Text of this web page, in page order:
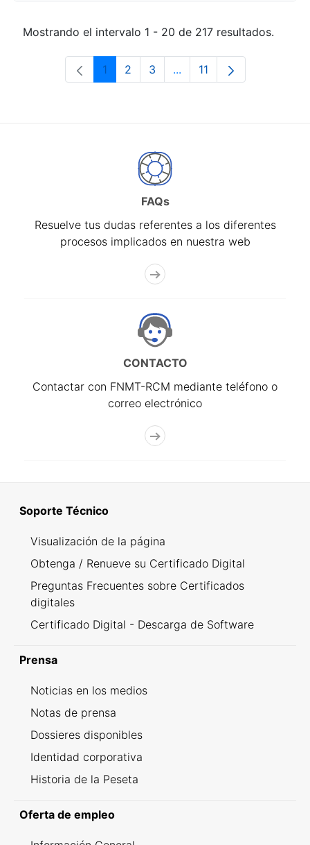
Mostrando el intervalo 1 - 20 de 217 resultados.
Página
1 Página
2 Página
3 ...Páginas intermedias Use
Página
11
FAQs
Resuelve tus dudas referentes a los diferentes
procesos implicados en nuestra web
CONTACTO
Contactar con FNMT-RCM mediante teléfono o
correo electrónico
Soporte Técnico
Visualización de la página
Obtenga / Renueve su Certificado Digital
Preguntas Frecuentes sobre Certificados
digitales
Certificado Digital - Descarga de Software
Prensa
Noticias en los medios
Notas de prensa
Dossieres disponibles
Identidad corporativa
Historia de la Peseta
Oferta de empleo